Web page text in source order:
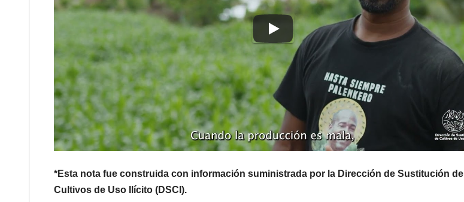
*Esta nota fue construida con información suministrada por la Dirección de Sustitución de
Cultivos de Uso Ilícito (DSCI).